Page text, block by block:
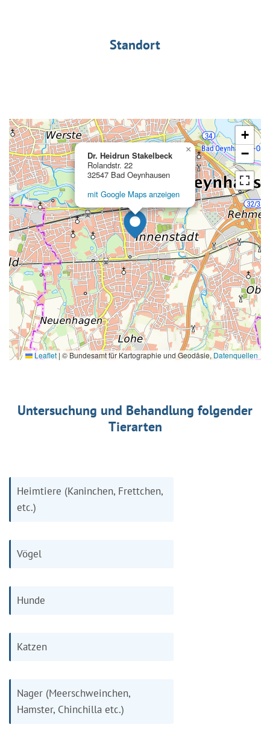
Standort
Dr. Heidrun Stakelbeck
Rolandstr. 22
32547 Bad Oeynhausen
mit Google Maps anzeigen
×
+
−
Leaflet | © Bundesamt für Kartographie und Geodäsie, Datenquellen
Untersuchung und Behandlung folgender
Tierarten
Heimtiere (Kaninchen, Frettchen,
etc.)
Vögel
Hunde
Katzen
Nager (Meerschweinchen,
Hamster, Chinchilla etc.)